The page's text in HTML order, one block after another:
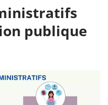
publique